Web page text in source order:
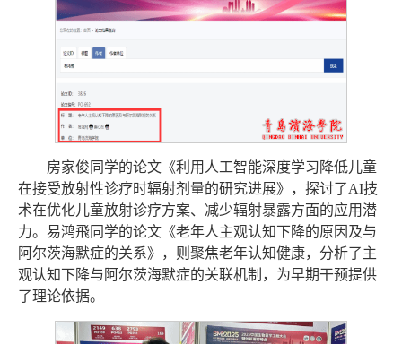
房家俊同学的论文《利用人工智能深度学习降低儿童
在接受放射性诊疗时辐射剂量的研究进展》，探讨了AI技
术在优化儿童放射诊疗方案、减少辐射暴露方面的应用潜
力。易鸿飛同学的论文《老年人主观认知下降的原因及与
阿尔茨海默症的关系》，则聚焦老年认知健康，分析了主
观认知下降与阿尔茨海默症的关联机制，为早期干预提供
了理论依据。